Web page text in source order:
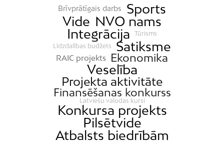
Brīvprātīgais darbs
Sports
Vide NVO nams
Integrācija
Tūrisms
Līdzdalības budžets
Satiksme
RAIC projekts Ekonomika
Veselība
Projekta aktivitāte
Finansēšanas konkurss
Latviešu valodas kursi
Konkursa projekts
Pilsētvide
Atbalsts biedrībām